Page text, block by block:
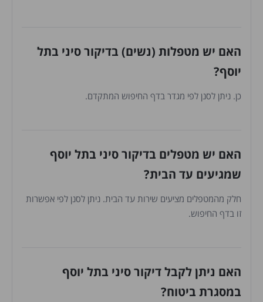
האם יש מטפלות (נשים) בדיקור סיני בתל
יוסף?
כן. ניתן לסנן לפי מגדר בדף החיפוש המתקדם.
האם יש מטפלים בדיקור סיני בתל יוסף
שמגיעים עד הבית?
חלק מהמטפלים מציעים שירות עד הבית. ניתן לסנן לפי אפשרות
זו בדף החיפוש.
האם ניתן לקבל דיקור סיני בתל יוסף
במסגרת ביטוח?